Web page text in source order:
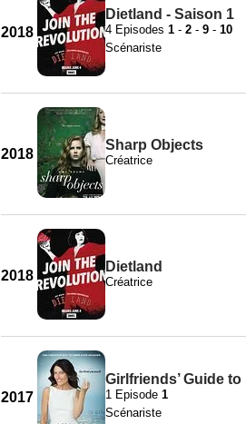
2018
Dietland - Saison 1
4 Episodes 1 - 2 - 9 - 10
Scénariste
2018
Sharp Objects
Créatrice
2018
Dietland
Créatrice
2017
Girlfriends’ Guide
1 Episode 1
Scénariste